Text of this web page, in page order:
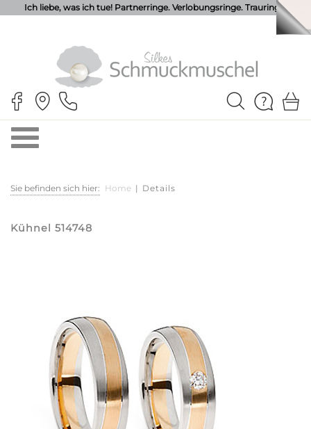
Ich liebe, was ich tue! Partnerringe. Verlobungsringe. Trauringe.
Sie befinden sich hier: Home | Details
Kühnel 514748